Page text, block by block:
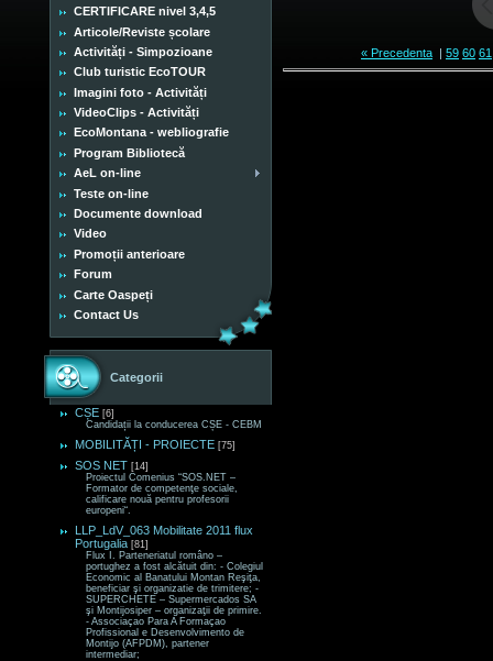
CERTIFICARE nivel 3,4,5
Articole/Reviste școlare
Activități - Simpozioane
Club turistic EcoTOUR
Imagini foto - Activități
VideoClips - Activități
EcoMontana - webliografie
Program Bibliotecă
AeL on-line
Teste on-line
Documente download
Video
Promoții anterioare
Forum
Carte Oaspeți
Contact Us
Categorii
CȘE [6]
Candidații la conducerea CȘE - CEBM
MOBILITĂȚI - PROIECTE [75]
SOS NET [14]
Proiectul Comenius “SOS.NET –
Formator de competenţe sociale,
calificare nouă pentru profesorii
europeni“.
LLP_LdV_063 Mobilitate 2011 flux
Portugalia [81]
Flux I. Parteneriatul româno –
portughez a fost alcătuit din: - Colegiul
Economic al Banatului Montan Reşiţa,
beneficiar şi organizatie de trimitere; -
SUPERCHETE – Supermercados SA
şi Montijosiper – organizaţii de primire.
- Associaçao Para A Formaçao
Profissional e Desenvolvimento de
Montijo (AFPDM), partener
intermediar;
« Precedenta | 59 60 61